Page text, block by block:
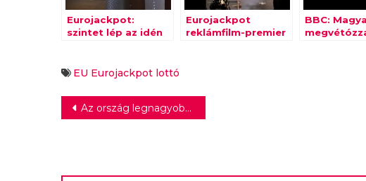
Eurojackpot:
szintet lép az idén
Eurojackpot
reklámfilm-premier
BBC:
EU Eurojackpot lottó
Bejegyzés
Az ország legnagyobb BMW M-es kereskedését alakította ki a Wallis Motor